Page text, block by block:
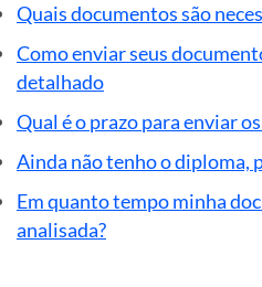
Quais documentos são
Como enviar seus
detalhado
Qual é o prazo para enviar
Ainda não tenho o diploma,
Em quanto tempo minha
analisada?